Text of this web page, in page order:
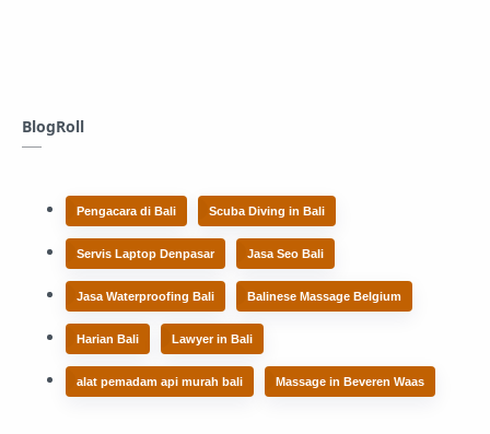
BlogRoll
Pengacara di Bali Scuba Diving in Bali
Servis Laptop Denpasar Jasa Seo Bali
Jasa Waterproofing Bali Balinese Massage Belgium
Harian Bali Lawyer in Bali
alat pemadam api murah bali Massage in Beveren Waas